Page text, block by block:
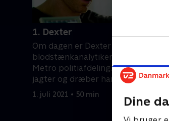
Dine
1. Dexter
Om dagen er Dexter Morgan
blodstænkanalytiker hos Miami
Metro politiafdeling. Om natten
jagter og dræber han forbrydere.
Han lever et dobbelt liv.
1. juli 2021 • 50 min